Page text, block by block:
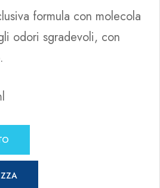
formula con molecola
odori sgradevoli, con